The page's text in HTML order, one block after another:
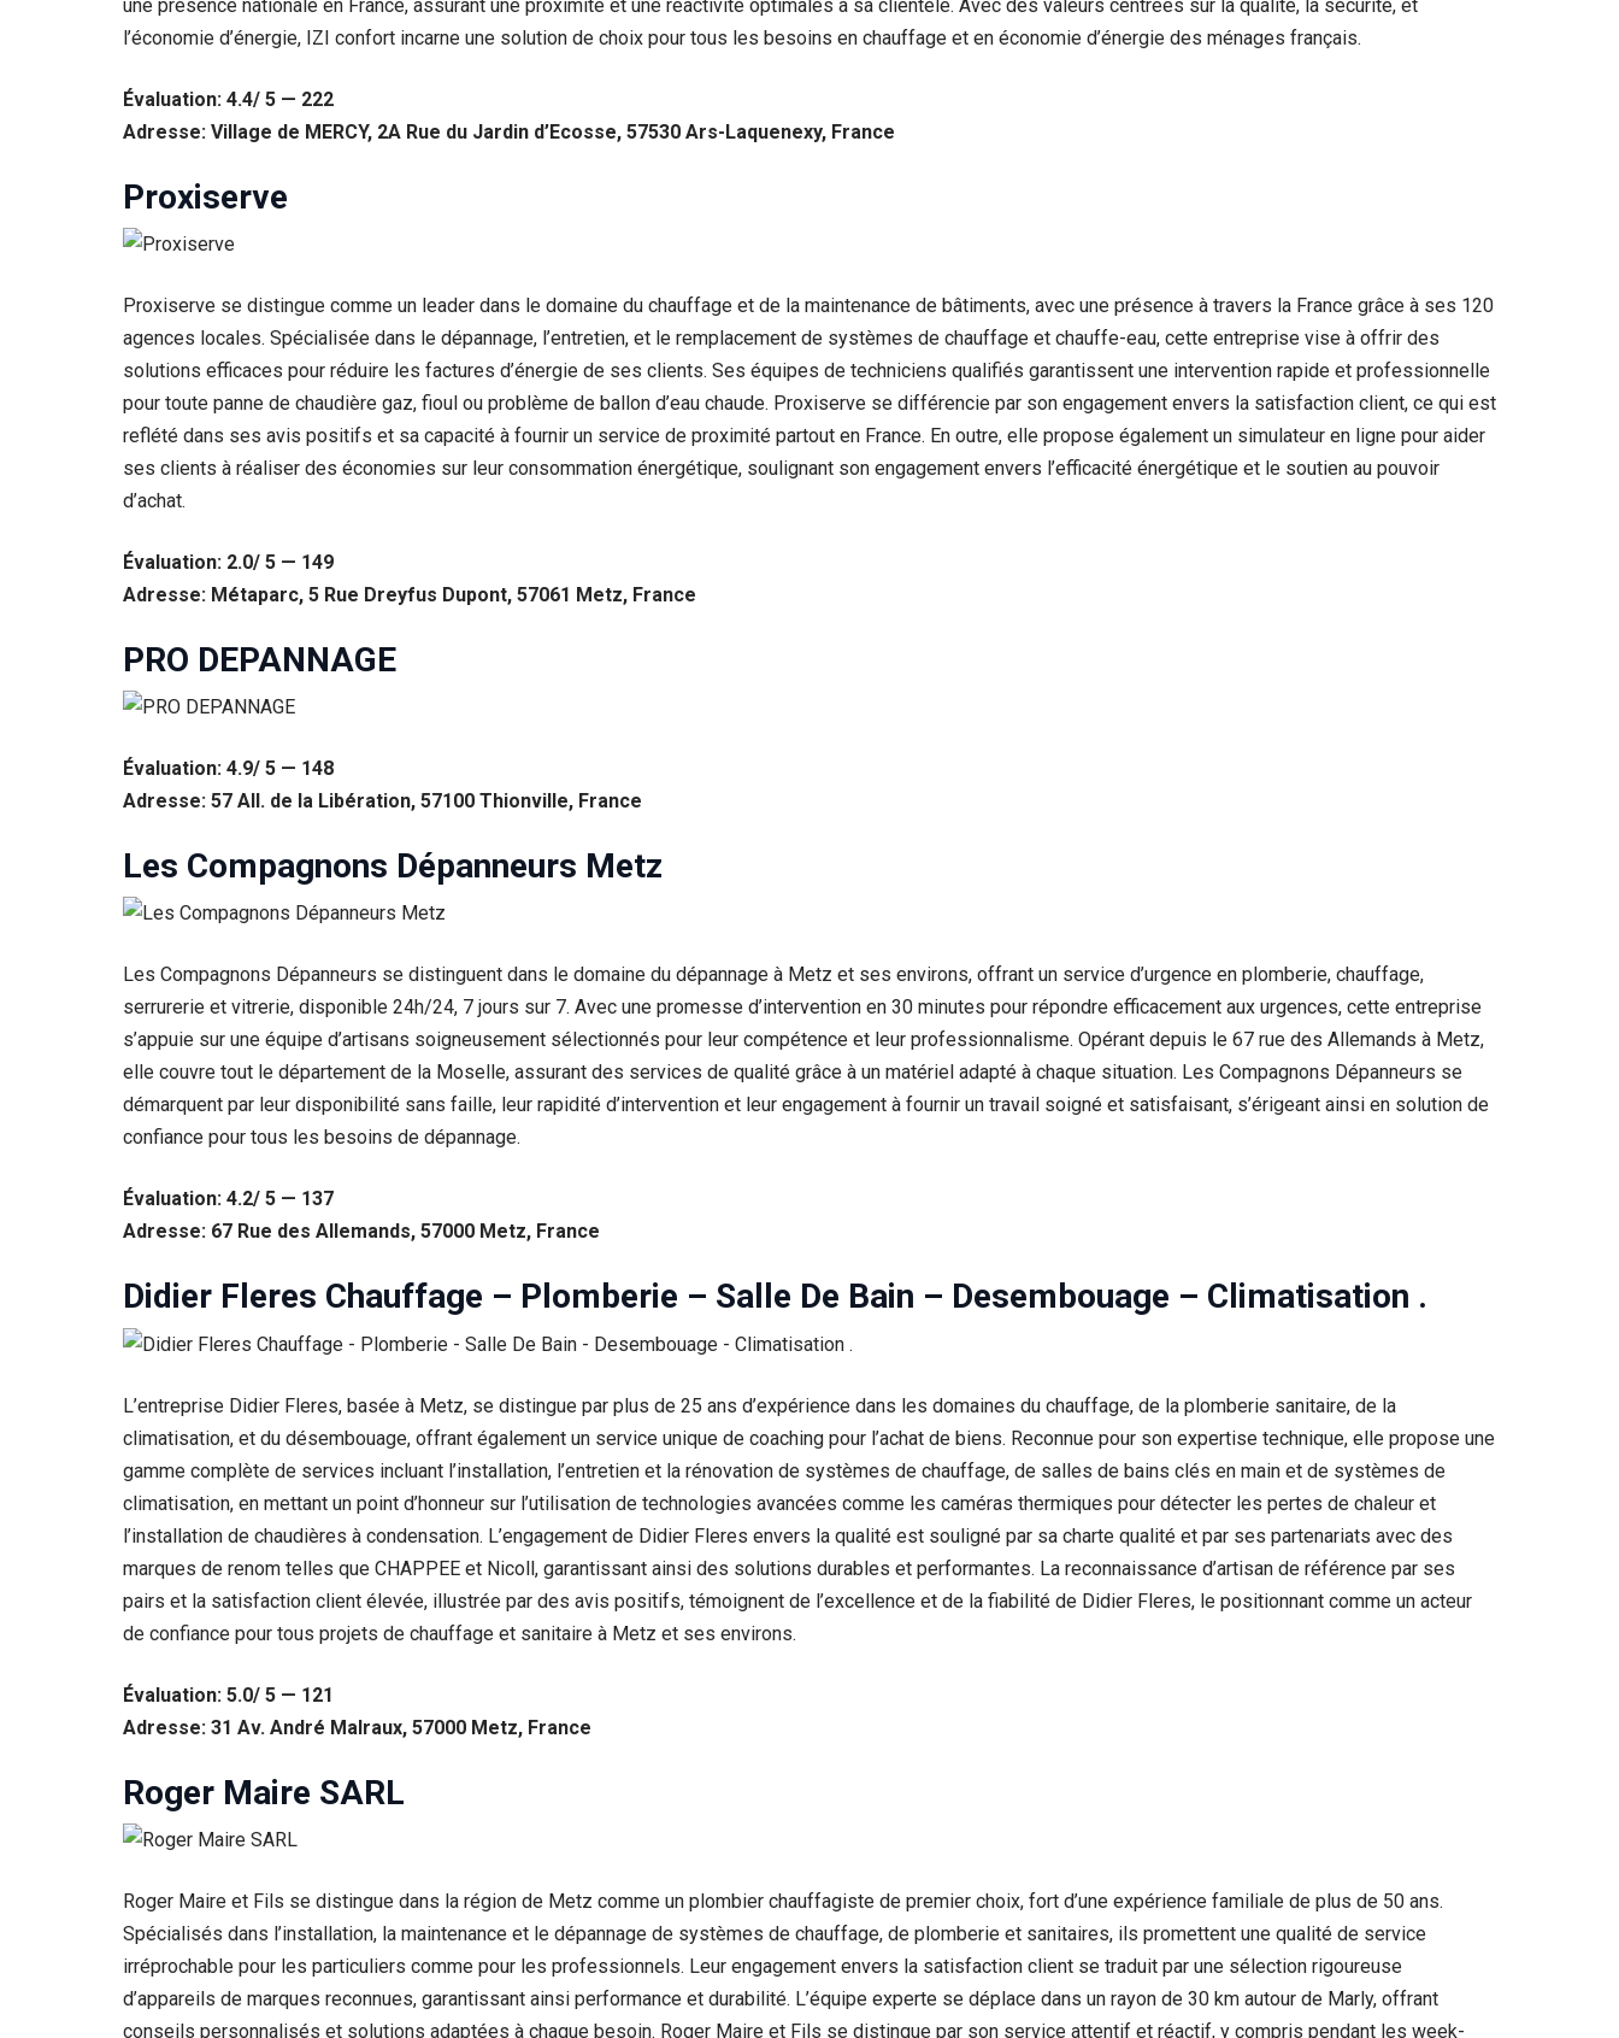
une présence nationale en France, assurant une proximité et une réactivité optimales à sa clientèle. Avec des valeurs centrées sur la qualité, la sécurité, et
l’économie d’énergie, IZI confort incarne une solution de choix pour tous les besoins en chauffage et en économie d’énergie des ménages français.
Évaluation: 4.4/ 5 — 222
Adresse: Village de MERCY, 2A Rue du Jardin d’Ecosse, 57530 Ars-Laquenexy, France
Proxiserve
Proxiserve se distingue comme un leader dans le domaine du chauffage et de la maintenance de bâtiments, avec une présence à travers la France grâce à ses 120
agences locales. Spécialisée dans le dépannage, l’entretien, et le remplacement de systèmes de chauffage et chauffe-eau, cette entreprise vise à offrir des
solutions efficaces pour réduire les factures d’énergie de ses clients. Ses équipes de techniciens qualifiés garantissent une intervention rapide et professionnelle
pour toute panne de chaudière gaz, fioul ou problème de ballon d’eau chaude. Proxiserve se différencie par son engagement envers la satisfaction client, ce qui est
reflété dans ses avis positifs et sa capacité à fournir un service de proximité partout en France. En outre, elle propose également un simulateur en ligne pour aider
ses clients à réaliser des économies sur leur consommation énergétique, soulignant son engagement envers l’efficacité énergétique et le soutien au pouvoir
d’achat.
Évaluation: 2.0/ 5 — 149
Adresse: Métaparc, 5 Rue Dreyfus Dupont, 57061 Metz, France
PRO DEPANNAGE
Évaluation: 4.9/ 5 — 148
Adresse: 57 All. de la Libération, 57100 Thionville, France
Les Compagnons Dépanneurs Metz
Les Compagnons Dépanneurs se distinguent dans le domaine du dépannage à Metz et ses environs, offrant un service d’urgence en plomberie, chauffage,
serrurerie et vitrerie, disponible 24h/24, 7 jours sur 7. Avec une promesse d’intervention en 30 minutes pour répondre efficacement aux urgences, cette entreprise
s’appuie sur une équipe d’artisans soigneusement sélectionnés pour leur compétence et leur professionnalisme. Opérant depuis le 67 rue des Allemands à Metz,
elle couvre tout le département de la Moselle, assurant des services de qualité grâce à un matériel adapté à chaque situation. Les Compagnons Dépanneurs se
démarquent par leur disponibilité sans faille, leur rapidité d’intervention et leur engagement à fournir un travail soigné et satisfaisant, s’érigeant ainsi en solution de
confiance pour tous les besoins de dépannage.
Évaluation: 4.2/ 5 — 137
Adresse: 67 Rue des Allemands, 57000 Metz, France
Didier Fleres Chauffage – Plomberie – Salle De Bain – Desembouage – Climatisation .
L’entreprise Didier Fleres, basée à Metz, se distingue par plus de 25 ans d’expérience dans les domaines du chauffage, de la plomberie sanitaire, de la
climatisation, et du désembouage, offrant également un service unique de coaching pour l’achat de biens. Reconnue pour son expertise technique, elle propose une
gamme complète de services incluant l’installation, l’entretien et la rénovation de systèmes de chauffage, de salles de bains clés en main et de systèmes de
climatisation, en mettant un point d’honneur sur l’utilisation de technologies avancées comme les caméras thermiques pour détecter les pertes de chaleur et
l’installation de chaudières à condensation. L’engagement de Didier Fleres envers la qualité est souligné par sa charte qualité et par ses partenariats avec des
marques de renom telles que CHAPPEE et Nicoll, garantissant ainsi des solutions durables et performantes. La reconnaissance d’artisan de référence par ses
pairs et la satisfaction client élevée, illustrée par des avis positifs, témoignent de l’excellence et de la fiabilité de Didier Fleres, le positionnant comme un acteur
de confiance pour tous projets de chauffage et sanitaire à Metz et ses environs.
Évaluation: 5.0/ 5 — 121
Adresse: 31 Av. André Malraux, 57000 Metz, France
Roger Maire SARL
Roger Maire et Fils se distingue dans la région de Metz comme un plombier chauffagiste de premier choix, fort d’une expérience familiale de plus de 50 ans.
Spécialisés dans l’installation, la maintenance et le dépannage de systèmes de chauffage, de plomberie et sanitaires, ils promettent une qualité de service
irréprochable pour les particuliers comme pour les professionnels. Leur engagement envers la satisfaction client se traduit par une sélection rigoureuse
d’appareils de marques reconnues, garantissant ainsi performance et durabilité. L’équipe experte se déplace dans un rayon de 30 km autour de Marly, offrant
conseils personnalisés et solutions adaptées à chaque besoin. Roger Maire et Fils se distingue par son service attentif et réactif, y compris pendant les week-
Nécessaire
nécessaires au
fonctionnement
Statistiques
améliorer la
du site Web,
en fonction
Experience
aussi bien que
possible lors
de votre visite.